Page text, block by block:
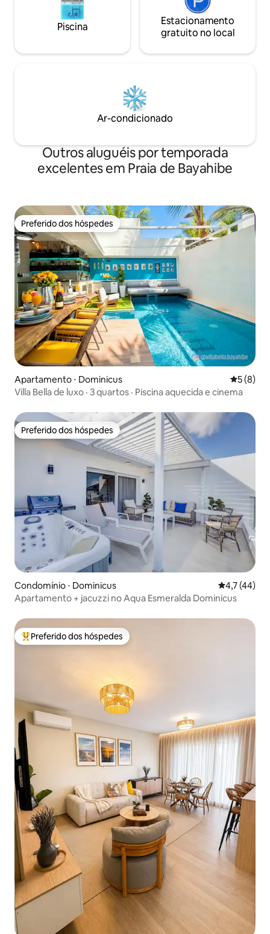
Piscina
Estacionamento
gratuito no local
Ar-condicionado
Outros aluguéis por temporada
excelentes em Praia de Bayahibe
Preferido dos hóspedes
Preferido dos hóspedes
Apartamento ⋅ Dominicus 5 de
5 (8)
Villa Bella de luxo · 3 quartos · Piscina aquecida e cinema
Preferido dos hóspedes
Preferido dos hóspedes
Condomínio ⋅ Dominicus 4,7 de uma
4,7 (44)
Apartamento + jacuzzi no Aqua Esmeralda Dominicus
Entre os melhores preferidos dos hóspedes
Preferido dos hóspedes